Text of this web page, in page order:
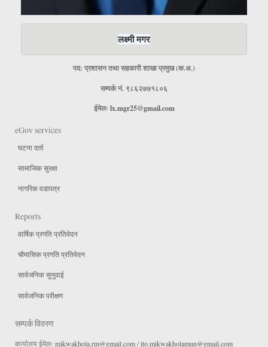
लक्ष्मी मगर
पद: प्रशासन तथा सहकारी शाखा प्रमुख (क.अ.)
सम्पर्क नं. ९८६२७७१८०६
ईमेलः lx.mgr25@gmail.com
eGov services
घटना दर्ता
सामाजिक सुरक्षा
नागरिक वडापत्र
Reports
वार्षिक प्रगति प्रतिवेदन
चौमासिक प्रगति प्रतिवेदन
सार्वजनिक सुनुवाई
सार्वजनिक परीक्षण
सम्पर्क विवरण
कार्यालय ईमेलः mikwakhola.rm@gmail.com/ito.mikwakholamun@gmail.com